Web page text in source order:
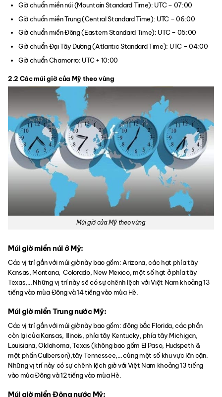
Giờ chuẩn miền núi (Mountain Standard Time): UTC – 07:00
Giờ chuẩn miền Trung (Central Standard Time): UTC – 06:00
Giờ chuẩn miền Đông (Eastern Standard Time): UTC – 05:00
Giờ chuẩn Đại Tây Dương (Atlantic Standard Time): UTC – 04:00
Giờ chuẩn Chamorro: UTC + 10:00
2.2 Các múi giờ của Mỹ theo vùng
Múi giờ của Mỹ theo vùng
Múi giờ miền núi ở Mỹ:
Các vị trí gắn với múi giờ này bao gồm: Arizona, các hạt phía tây
Kansas, Montana, Colorado, New Mexico, một số hạt ở phía tây
Texas,… Những vị trí này sẽ có sự chênh lệch với Việt Nam khoảng 13
tiếng vào mùa Đông và 14 tiếng vào mùa Hè.
Múi giờ miền Trung nước Mỹ:
Các vị trí gắn với múi giờ này bao gồm: đông bắc Florida, các phần
còn lại của Kansas, Illinois, phía tây Kentucky, phía tây Michigan,
Louisiana, Oklahoma, Texas (không bao gồm El Paso, Hudspeth &
một phần Culberson),tây Tennessee,… cùng một số khu vực lân cận.
Những vị trí này có sự chênh lệch giờ với Việt Nam khoảng 13 tiếng
vào mùa Đông và 12 tiếng vào mùa Hè.
Múi giờ miền Đông nước Mỹ: